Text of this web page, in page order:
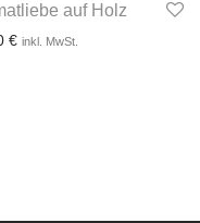
auf Holz
€ inkl. MwSt.